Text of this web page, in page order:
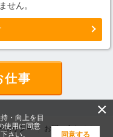
せん。
仕事
ポリシー
お問い合わせ
×
・向上を目
使用に同意
さい。
同意する